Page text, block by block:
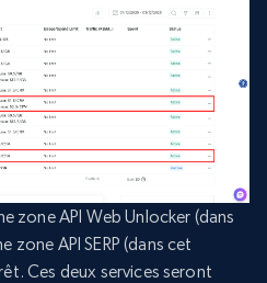
zone API Web Unlocker (dans
zone API SERP (dans cet
Ces deux services seront